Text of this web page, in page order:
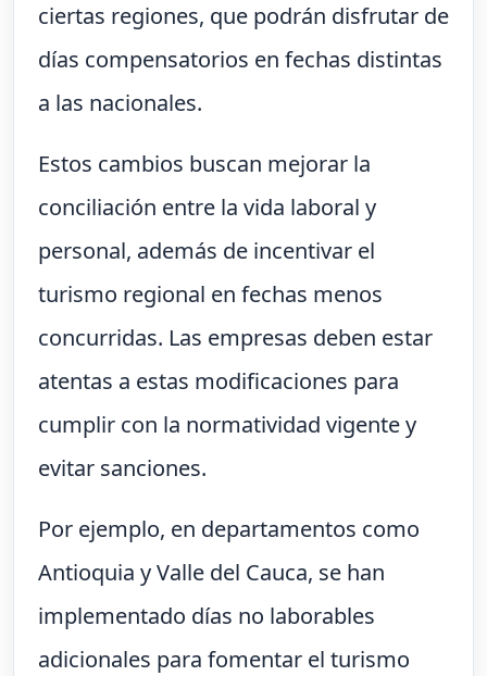
ciertas regiones, que podrán disfrutar de
días compensatorios en fechas distintas
a las nacionales.
Estos cambios buscan mejorar la
conciliación entre la vida laboral y
personal, además de incentivar el
turismo regional en fechas menos
concurridas. Las empresas deben estar
atentas a estas modificaciones para
cumplir con la normatividad vigente y
evitar sanciones.
Por ejemplo, en departamentos como
Antioquia y Valle del Cauca, se han
implementado días no laborables
adicionales para fomentar el turismo